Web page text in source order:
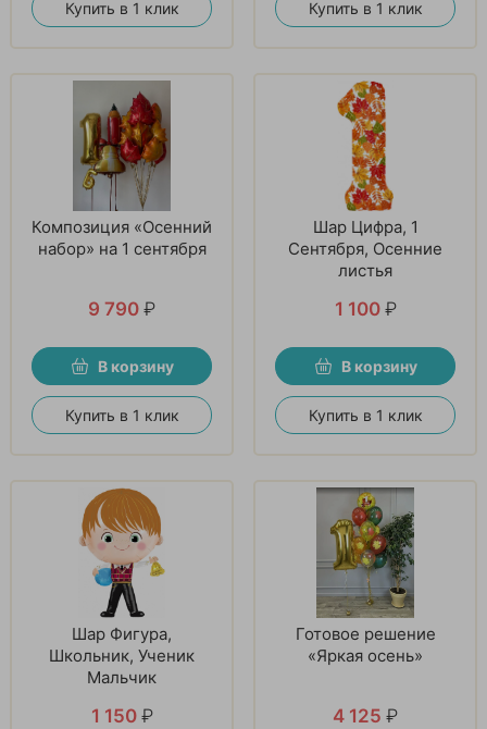
Купить в 1 клик Купить в 1 клик
Композиция «Осенний
набор» на 1 сентября
9 790 ₽
В корзину
Купить в 1 клик
Шар Цифра, 1
Сентября, Осенние
листья
1 100 ₽
В корзину
Купить в 1 клик
Шар Фигура,
Школьник, Ученик
Мальчик
1 150 ₽
Готовое решение
«Яркая осень»
4 125 ₽